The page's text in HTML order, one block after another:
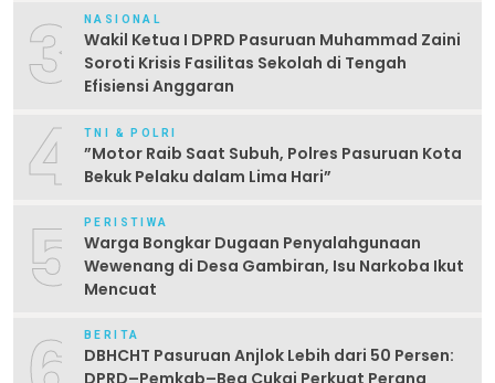
3 NASIONAL
Wakil Ketua I DPRD Pasuruan Muhammad Zaini
Soroti Krisis Fasilitas Sekolah di Tengah
Efisiensi Anggaran
4 TNI & POLRI
‎”Motor Raib Saat Subuh, Polres Pasuruan Kota
Bekuk Pelaku dalam Lima Hari” ‎
5 PERISTIWA
Warga Bongkar Dugaan Penyalahgunaan
Wewenang di Desa Gambiran, Isu Narkoba Ikut
Mencuat
BERITA
DBHCHT Pasuruan Anjlok Lebih dari 50 Persen:
DPRD–Pemkab–Bea Cukai Perkuat Perang